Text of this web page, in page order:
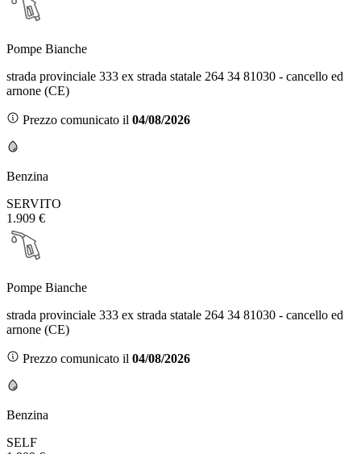
Pompe Bianche
strada provinciale 333 ex strada statale 264 34 81030 - cancello ed
arnone (CE)
Prezzo comunicato il 04/08/2026
Benzina
SERVITO
1.909 €
Pompe Bianche
strada provinciale 333 ex strada statale 264 34 81030 - cancello ed
arnone (CE)
Prezzo comunicato il 04/08/2026
Benzina
SELF